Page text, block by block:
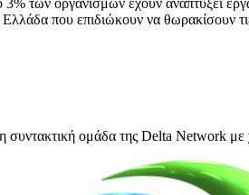
Ελλάδα που επιδιώκουν να θωρακίσουν
συντακτική ομάδα της Delta Network